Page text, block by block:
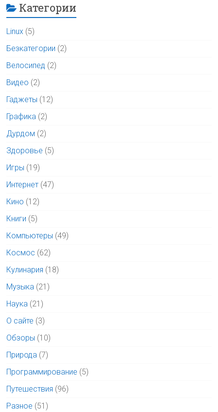
Категории
Linux (5)
Безкатегории (2)
Велосипед (2)
Видео (2)
Гаджеты (12)
Графика (2)
Дурдом (2)
Здоровье (5)
Игры (19)
Интернет (47)
Кино (12)
Книги (5)
Компьютеры (49)
Космос (62)
Кулинария (18)
Музыка (21)
Наука (21)
О сайте (3)
Обзоры (10)
Природа (7)
Программирование (5)
Путешествия (96)
Разное (51)